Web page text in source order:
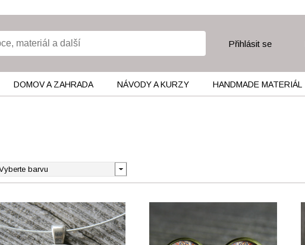
Přihlásit se
DOMOV A ZAHRADA NÁVODY A KURZY HANDMADE MATERIÁL